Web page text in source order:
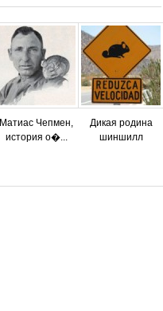
Матиас Чепмен,
история о�...
Дикая родина
шиншилл